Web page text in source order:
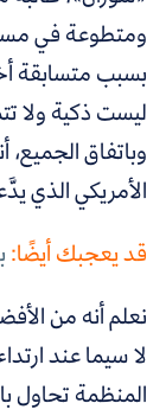
ومتطوعة في
بسبب متسابقة
ليست ذكية ولا
وباتفاق الجميع،
الأمريكي الذي
قد يعجبك أيضًا:
نعلم أنه من
لا سيما عند
المنظمة تحاول